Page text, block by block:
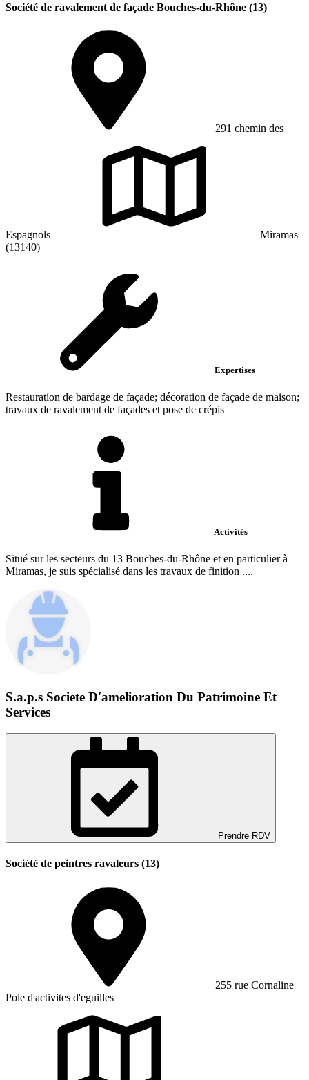
Société de ravalement de façade Bouches-du-Rhône (13)
291 chemin des
Espagnols
Miramas
(13140)
Expertises
Restauration de bardage de façade; décoration de façade de maison;
travaux de ravalement de façades et pose de crépis
Activités
Situé sur les secteurs du 13 Bouches-du-Rhône et en particulier à
Miramas, je suis spécialisé dans les travaux de finition ....
S.a.p.s Societe D'amelioration Du Patrimoine Et
Services
Prendre RDV
Société de peintres ravaleurs (13)
255 rue Cornaline
Pole d'activites d'eguilles